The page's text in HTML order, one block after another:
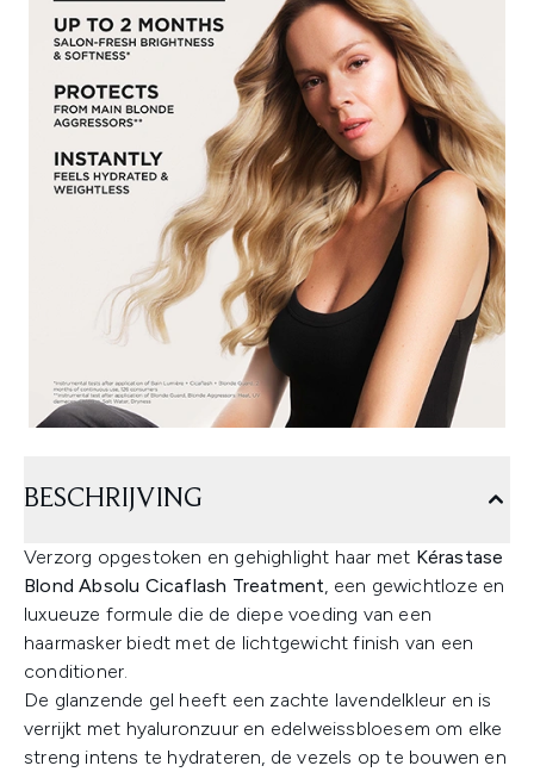
BESCHRIJVING
Verzorg opgestoken en gehighlight haar met Kérastase
Blond Absolu Cicaflash Treatment, een gewichtloze en
luxueuze formule die de diepe voeding van een
haarmasker biedt met de lichtgewicht finish van een
conditioner.
De glanzende gel heeft een zachte lavendelkleur en is
verrijkt met hyaluronzuur en edelweissbloesem om elke
streng intens te hydrateren, de vezels op te bouwen en